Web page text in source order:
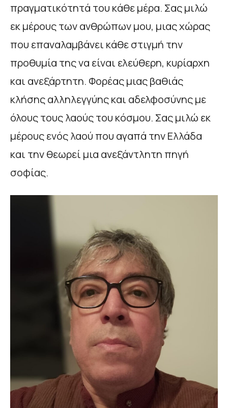
πραγματικότητά του κάθε μέρα. Σας μιλώ
εκ μέρους των ανθρώπων μου, μιας χώρας
που επαναλαμβάνει κάθε στιγμή την
προθυμία της να είναι ελεύθερη, κυρίαρχη
και ανεξάρτητη. Φορέας μιας βαθιάς
κλήσης αλληλεγγύης και αδελφοσύνης με
όλους τους λαούς του κόσμου. Σας μιλώ εκ
μέρους ενός λαού που αγαπά την Ελλάδα
και την θεωρεί μια ανεξάντλητη πηγή
σοφίας.